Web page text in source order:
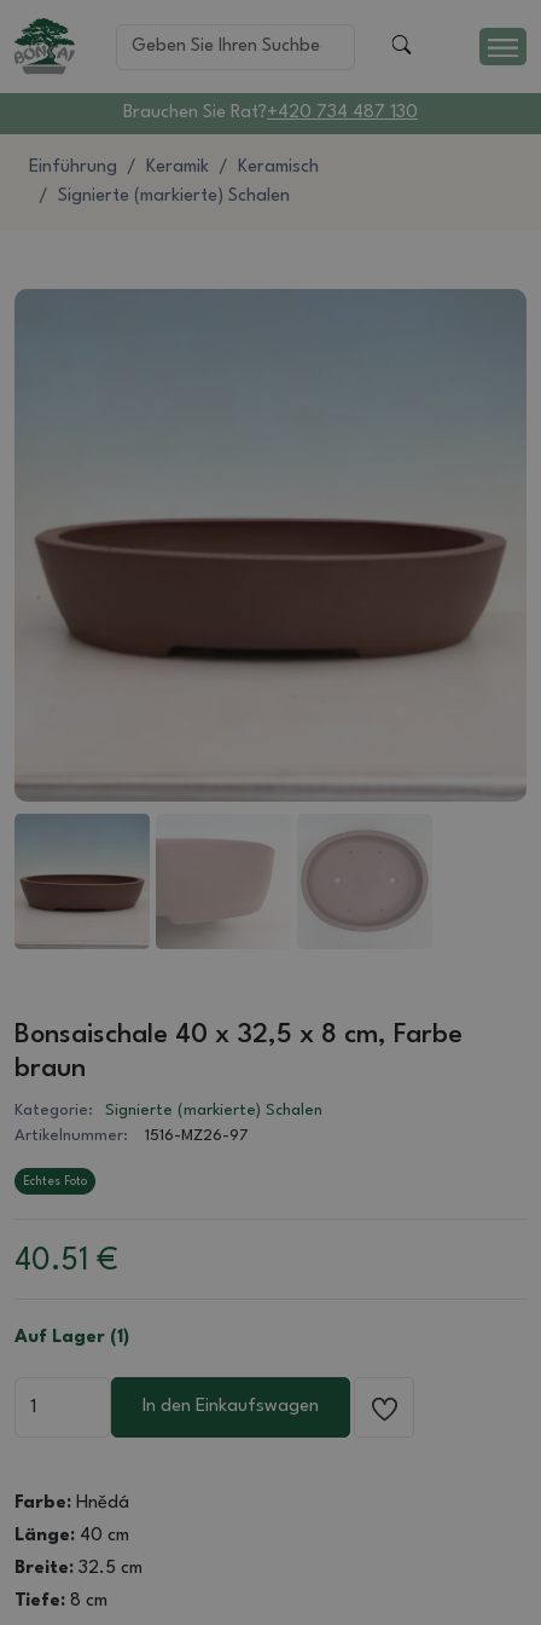
Brauchen Sie Rat?+420 734 487 130
Einführung Keramik
Keramisch
Signierte (markierte) Schalen
Bonsaischale 40 x 32,5 x 8 cm, Farbe
braun
Kategorie:
Signierte (markierte) Schalen
Artikelnummer:
1516-MZ26-97
Echtes Foto
40.51 €
Auf Lager (1)
In den Einkaufswagen
Farbe: Hnědá
Länge: 40 cm
Breite: 32.5 cm
Tiefe: 8 cm